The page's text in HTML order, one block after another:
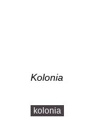
Kolonia
kolonia